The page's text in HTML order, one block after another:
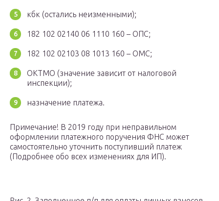
кбк (остались неизменными);
182 102 02140 06 1110 160 – ОПС;
182 102 02103 08 1013 160 – ОМС;
ОКТМО (значение зависит от налоговой
инспекции);
назначение платежа.
Примечание! В 2019 году при неправильном
оформлении платежного поручения ФНС может
самостоятельно уточнить поступивший платеж
(Подробнее обо всех изменениях для ИП).